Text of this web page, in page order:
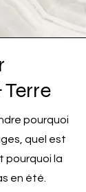
pourquoi
quel est
pourquoi la
en été.